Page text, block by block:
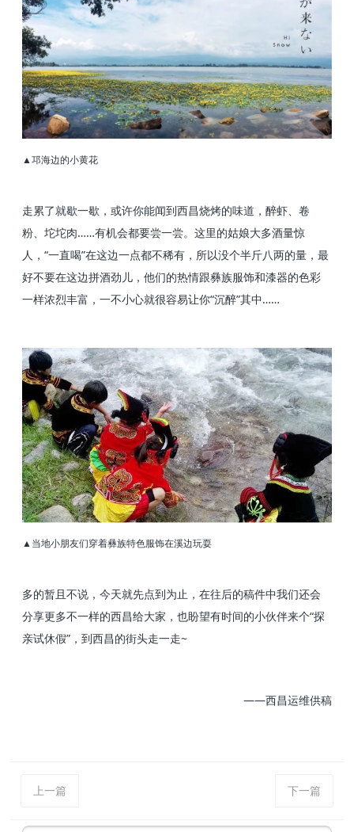
▲邛海边的小黄花
走累了就歇一歇，或许你能闻到西昌烧烤的味道，醉虾、卷
粉、坨坨肉……有机会都要尝一尝。这里的姑娘大多酒量惊
人，“一直喝”在这边一点都不稀有，所以没个半斤八两的量，最
好不要在这边拼酒劲儿，他们的热情跟彝族服饰和漆器的色彩
一样浓烈丰富，一不小心就很容易让你“沉醉”其中……
▲当地小朋友们穿着彝族特色服饰在溪边玩耍
多的暂且不说，今天就先点到为止，在往后的稿件中我们还会
分享更多不一样的西昌给大家，也盼望有时间的小伙伴来个“探
亲试休假”，到西昌的街头走一走~
——西昌运维供稿
上一篇 下一篇